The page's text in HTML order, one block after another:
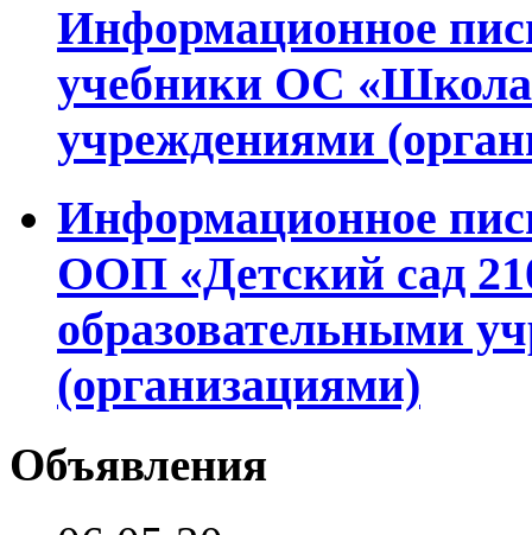
Информационное
учебники ОС «Школа
учреждениями
Информационное
ООП «Детский сад
образовательными
(организациями)
Объявления